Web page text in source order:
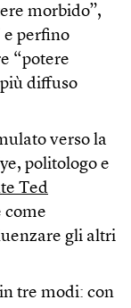
morbido”,
e perfino
“potere
diffuso
verso la
politologo e
Ted
come
gli altri
tre modi: con